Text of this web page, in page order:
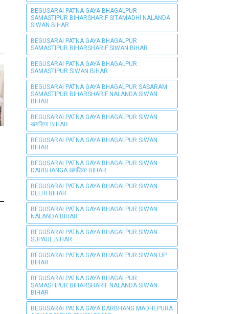
BEGUSARAI PATNA GAYA BHAGALPUR
SAMASTIPUR BIHARSHARIF SITAMADHI NALANDA
SIWAN BIHAR
BEGUSARAI PATNA GAYA BHAGALPUR
SAMASTIPUR BIHARSHARIF SIWAN BIHAR
BEGUSARAI PATNA GAYA BHAGALPUR
SAMASTIPUR SIWAN BIHAR
BEGUSARAI PATNA GAYA BHAGALPUR SASARAM
SAMASTIPUR BIHARSHARIF NALANDA SIWAN
BIHAR
BEGUSARAI PATNA GAYA BHAGALPUR SIWAN
खगड़िया BIHAR
BEGUSARAI PATNA GAYA BHAGALPUR SIWAN
BIHAR
BEGUSARAI PATNA GAYA BHAGALPUR SIWAN
DARBHANGA खगड़िया BIHAR
BEGUSARAI PATNA GAYA BHAGALPUR SIWAN
DELHI BIHAR
BEGUSARAI PATNA GAYA BHAGALPUR SIWAN
NALANDA BIHAR
BEGUSARAI PATNA GAYA BHAGALPUR SIWAN
SUPAUL BIHAR
BEGUSARAI PATNA GAYA BHAGALPUR SIWAN UP
BIHAR
BEGUSARAI PATNA GAYA BHAGALPUR
SAMASTIPUR BIHARSHARIF NALANDA SIWAN
BIHAR
BEGUSARAI PATNA GAYA DARBHANG MADHEPURA